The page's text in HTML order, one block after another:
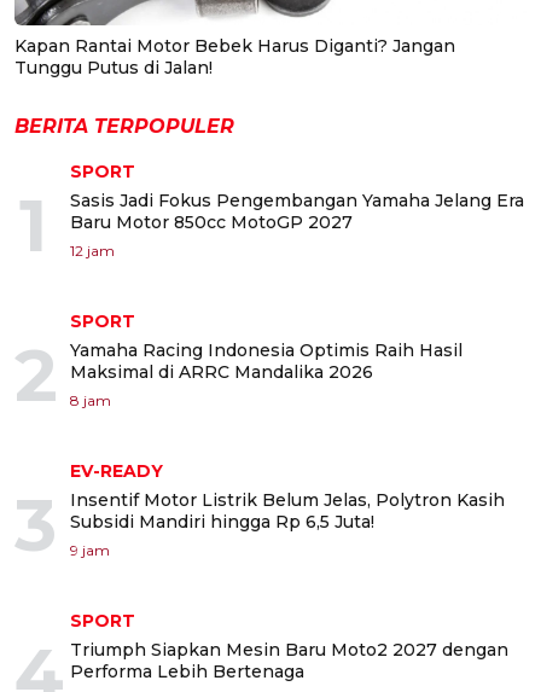
Kapan Rantai Motor Bebek Harus Diganti? Jangan
Tunggu Putus di Jalan!
BERITA TERPOPULER
1
SPORT
Sasis Jadi Fokus Pengembangan Yamaha Jelang Era
Baru Motor 850cc MotoGP 2027
12 jam
2
SPORT
Yamaha Racing Indonesia Optimis Raih Hasil
Maksimal di ARRC Mandalika 2026
8 jam
3
EV-READY
Insentif Motor Listrik Belum Jelas, Polytron Kasih
Subsidi Mandiri hingga Rp 6,5 Juta!
9 jam
4
SPORT
Triumph Siapkan Mesin Baru Moto2 2027 dengan
Performa Lebih Bertenaga